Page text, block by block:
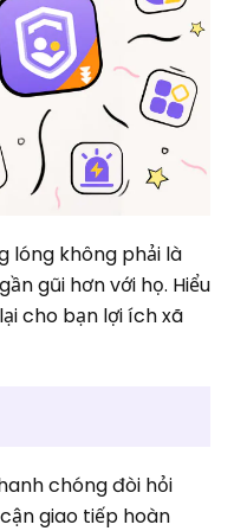
lóng không phải là
gũi hơn với họ. Hiểu
cho bạn lợi ích xã
chóng đòi hỏi
giao tiếp hoàn